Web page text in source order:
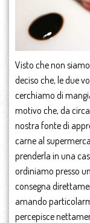
Visto che non
deciso che, le due
cerchiamo di
motivo che, da
nostra fonte di
carne al
prenderla in una
ordiniamo presso
consegna
amando
percepisce